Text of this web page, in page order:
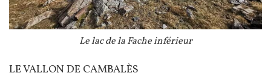
Le lac de la Fache inférieur
Texte
LE VALLON DE CAMBALÈS